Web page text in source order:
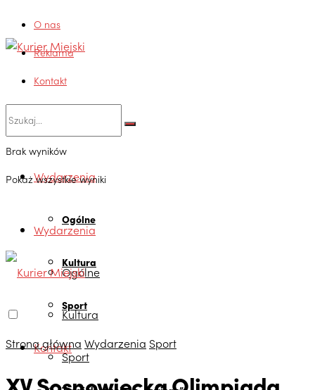
O nas
Reklama
Kontakt
Brak wyników
Pokaż wszystkie wyniki
Wydarzenia
Ogólne
Kultura
Sport
Kontakt
Wydarzenia
Ogólne
Kultura
Sport
Strona główna Wydarzenia Sport